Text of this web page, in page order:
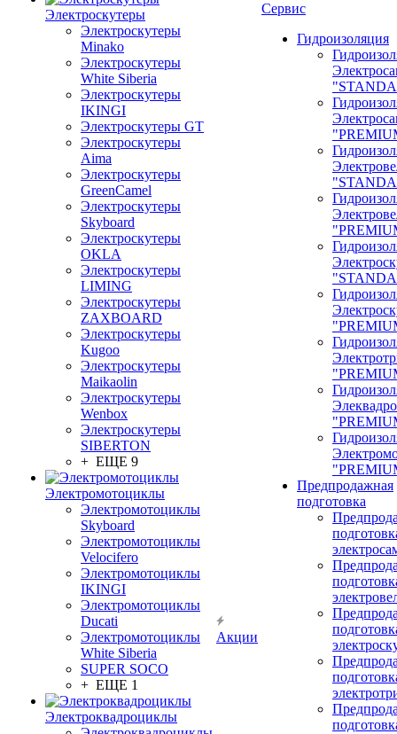
Электроскутеры
Электроскутеры
Minako
Электроскутеры
White Siberia
Электроскутеры
IKINGI
Электроскутеры GT
Электроскутеры
Aima
Электроскутеры
GreenCamel
Электроскутеры
Skyboard
Электроскутеры
OKLA
Электроскутеры
LIMING
Электроскутеры
ZAXBOARD
Электроскутеры
Kugoo
Электроскутеры
Maikaolin
Электроскутеры
Wenbox
Электроскутеры
SIBERTON
+ ЕЩЕ 9
Электромотоциклы
Электромотоциклы
Skyboard
Электромотоциклы
Velocifero
Электромотоциклы
IKINGI
Электромотоциклы
Ducati
Электромотоциклы
White Siberia
SUPER SOCO
+ ЕЩЕ 1
Электроквадроциклы
Акции
Сервис
Гидроизоляция
Предпродажная
подготовка